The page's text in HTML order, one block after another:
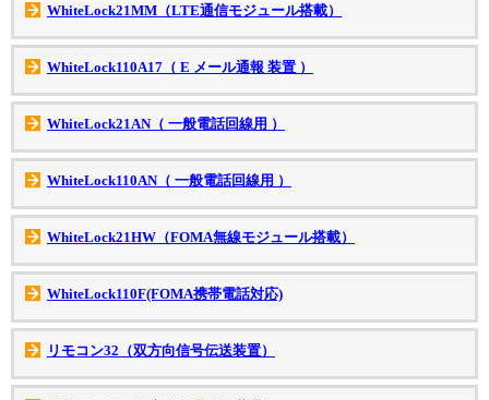
WhiteLock21MM（LTE通信モジュール搭載）
WhiteLock110A17（ E メール通報 装置 ）
WhiteLock21AN（ 一般電話回線用 ）
WhiteLock110AN（ 一般電話回線用 ）
WhiteLock21HW（FOMA無線モジュール搭載）
WhiteLock110F(FOMA携帯電話対応)
リモコン32（双方向信号伝送装置）